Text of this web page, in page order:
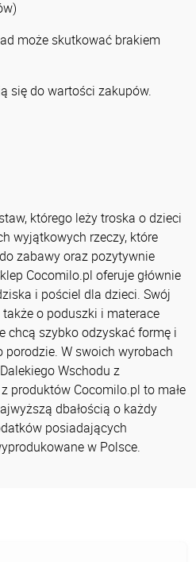
może skutkować brakiem
się do wartości zakupów.
którego leży troska o dzieci
wyjątkowych rzeczy, które
zabawy oraz pozytywnie
Cocomilo.pl oferuje głównie
i pościel dla dzieci. Swój
o poduszki i materace
chcą szybko odzyskać formę i
W swoich wyrobach
Wschodu z
produktów Cocomilo.pl to małe
dbałością o każdy
posiadających
w Polsce.